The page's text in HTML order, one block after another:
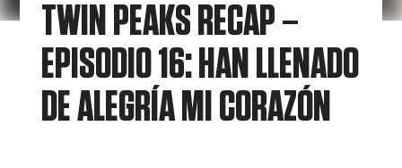
TWIN PEAKS RECAP –
EPISODIO 16: HAN LLENADO
DE ALEGRÍA MI CORAZÓN